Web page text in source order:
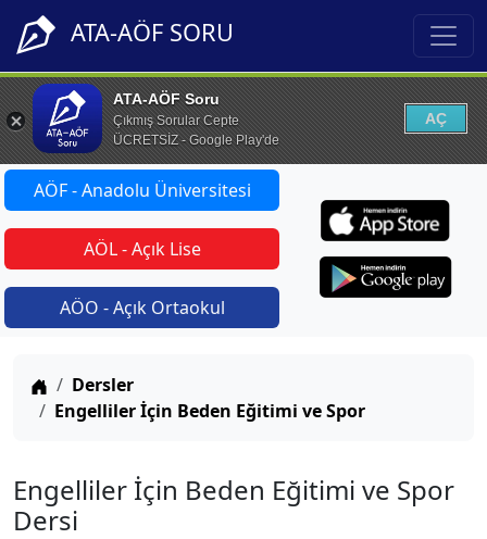
ATA-AÖF SORU
ATA-AÖF Soru
Çıkmış Sorular Cepte
ÜCRETSİZ - Google Play'de
AÇ
AÖF - Anadolu Üniversitesi
AÖL - Açık Lise
AÖO - Açık Ortaokul
Anasayfa
Dersler
Engelliler İçin Beden Eğitimi ve Spor
Engelliler İçin Beden Eğitimi ve Spor
Dersi